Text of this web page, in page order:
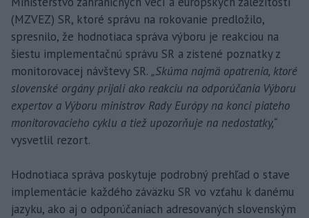
(MZVEZ) SR, ktoré správu na rokovanie predložilo,
spresnilo, že hodnotiaca správa výboru je reakciou na
šiestu implementačnú správu SR a zistené poznatky z
monitorovacej návštevy SR. „Skúma najmä opatrenia, ktoré
slovenské orgány prijali ako reakciu na odporúčania Výboru
expertov a Výboru ministrov Rady Európy na konci piateho
monitorovacieho cyklu a tiež upozorňuje na nedostatky,“
vysvetlil rezort.
Hodnotiaca správa poskytuje podrobný prehľad o stave
implementácie každého záväzku SR vo vzťahu k danému
jazyku, ako aj o odporúčaniach adresovaných slovenským